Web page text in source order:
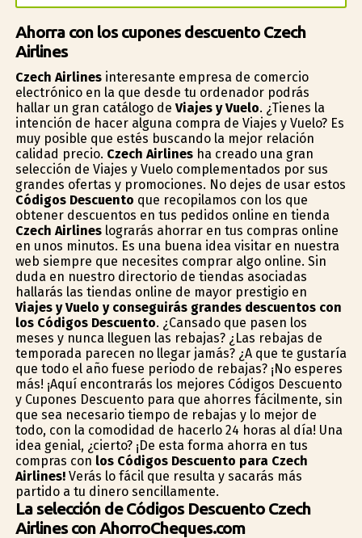
Ahorra con los cupones descuento Czech
Airlines
Czech Airlinesinteresante empresa de comercio
electrónico en la que desde tu ordenador podrás
hallar un gran catálogo de Viajes y Vuelo. ¿Tienes la
intención de hacer alguna compra de Viajes y Vuelo? Es
muy posible que estés buscando la mejor relación
calidad precio. Czech Airlinesha creado una gran
selección de Viajes y Vuelo complementados por sus
grandes ofertas y promociones. No dejes de usar estos
Códigos Descuento que recopilamos con los que
obtener descuentos en tus pedidos online en tienda
Czech Airlineslograrás ahorrar en tus compras online
en unos minutos. Es una buena idea visitar en nuestra
web siempre que necesites comprar algo online. Sin
duda en nuestro directorio de tiendas asociadas
hallarás las tiendas online de mayor prestigio en
Viajes y Vuelo y conseguirás grandes descuentos con
los Códigos Descuento. ¿Cansado que pasen los
meses y nunca lleguen las rebajas? ¿Las rebajas de
temporada parecen no llegar jamás? ¿A que te gustaría
que todo el año fuese periodo de rebajas? ¡No esperes
más! ¡Aquí encontrarás los mejores Códigos Descuento
y Cupones Descuento para que ahorres fácilmente, sin
que sea necesario tiempo de rebajas y lo mejor de
todo, con la comodidad de hacerlo 24 horas al día! Una
idea genial, ¿cierto? ¡De esta forma ahorra en tus
compras con los Códigos Descuento para Czech
Airlines!Verás lo fácil que resulta y sacarás más
partido a tu dinero sencillamente.
La selección de Códigos Descuento Czech
Airlines con AhorroCheques.com